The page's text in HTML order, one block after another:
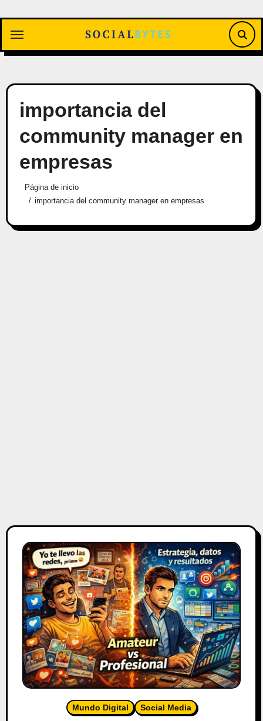
contenido
importancia del
community manager en
empresas
Página de inicio
importancia del community manager en empresas
Mundo Digital Social Media